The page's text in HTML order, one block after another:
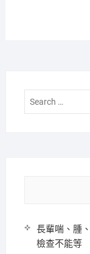
長輩喘、腫
檢查不能等